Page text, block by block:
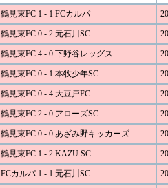
鶴見東FC 1 - 1 FCカルパ
鶴見東FC 0 - 2 元石川SC
鶴見東FC 4 - 0 下野谷レッグス
鶴見東FC 0 - 1 本牧少年SC
鶴見東FC 0 - 4 大豆戸FC
鶴見東FC 2 - 0 アローズSC
鶴見東FC 0 - 0 あざみ野キッカーズ
鶴見東FC 1 - 2 KAZU SC
FCカルパ 1 - 1 元石川SC